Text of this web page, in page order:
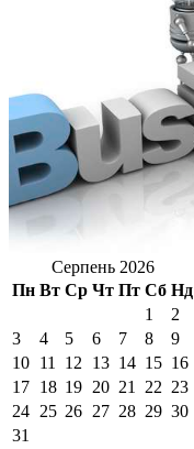
Серпень 2026
Пн Вт Ср Чт Пт Сб Нд
1
2
3
4 5 6 7 8
9
10 11 12 13 14 15 16
17 18 19 20 21 22 23
24 25 26 27 28 29 30
31